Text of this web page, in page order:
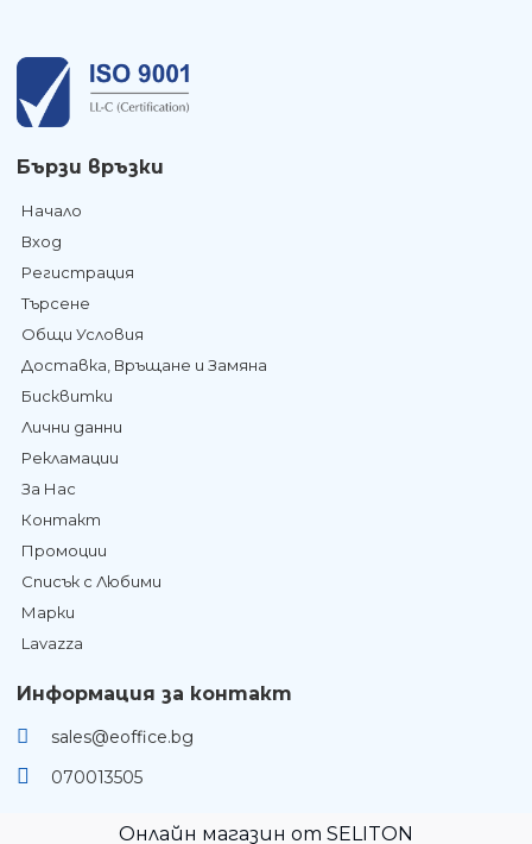
Бързи връзки
Начало
Вход
Регистрация
Търсене
Общи Условия
Доставка, Връщане и Замяна
Бисквитки
Лични данни
Рекламации
За Нас
Контакт
Промоции
Списък с Любими
Марки
Lavazza
Информация за контакт
sales@eoffice.bg
070013505
Онлайн магазин от SELITON